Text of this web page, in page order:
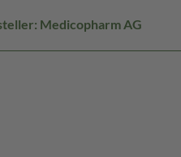
Medicopharm AG